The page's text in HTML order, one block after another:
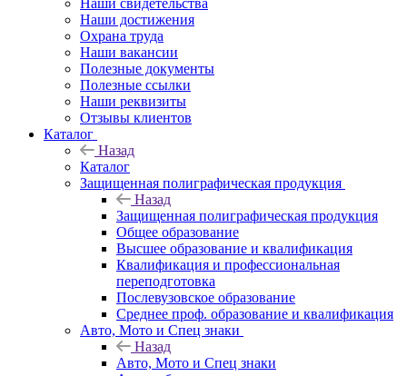
Наши свидетельства
Наши достижения
Охрана труда
Наши вакансии
Полезные документы
Полезные ссылки
Наши реквизиты
Отзывы клиентов
Каталог
Назад
Каталог
Защищенная полиграфическая продукция
Назад
Защищенная полиграфическая продукция
Общее образование
Высшее образование и квалификация
Квалификация и профессиональная
переподготовка
Послевузовское образование
Среднее проф. образование и квалификация
Авто, Мото и Спец знаки
Назад
Авто, Мото и Спец знаки